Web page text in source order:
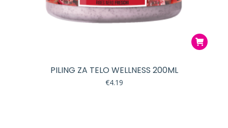
PILING ZA TELO WELLNESS 200ML
€4.19